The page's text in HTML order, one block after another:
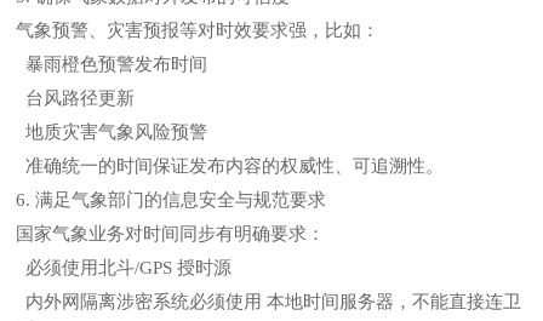
气象预警、灾害预报等对时效要求强，比如：
暴雨橙色预警发布时间
台风路径更新
地质灾害气象风险预警
准确统一的时间保证发布内容的权威性、可追溯性。
6. 满足气象部门的信息安全与规范要求
国家气象业务对时间同步有明确要求：
必须使用北斗/GPS 授时源
内外网隔离涉密系统必须使用 本地时间服务器，不能直接连卫